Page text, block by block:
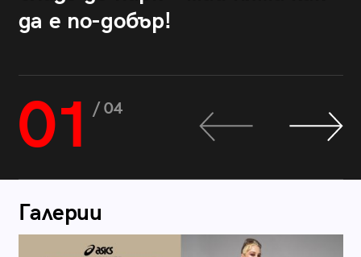
да е по-добър!
01 / 04
Галерии